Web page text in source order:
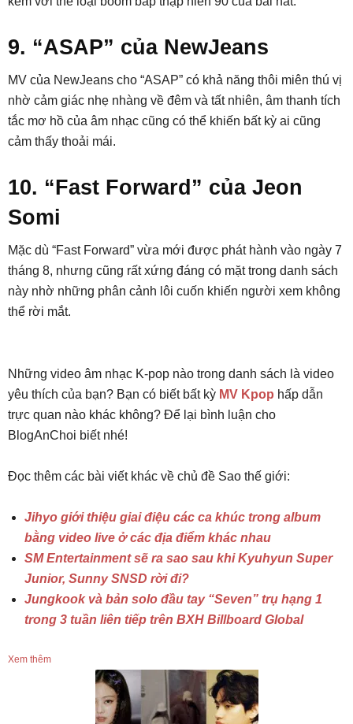
9. “ASAP” của NewJeans
MV của NewJeans cho “ASAP” có khả năng thôi miên thú vị
nhờ cảm giác nhẹ nhàng về đêm và tất nhiên, âm thanh tích
tắc mơ hồ của âm nhạc cũng có thể khiến bất kỳ ai cũng
cảm thấy thoải mái.
10. “Fast Forward” của Jeon
Somi
Mặc dù “Fast Forward” vừa mới được phát hành vào ngày 7
tháng 8, nhưng cũng rất xứng đáng có mặt trong danh sách
này nhờ những phân cảnh lôi cuốn khiến người xem không
thể rời mắt.
Những video âm nhạc K-pop nào trong danh sách là video
yêu thích của bạn? Bạn có biết bất kỳ MV Kpop hấp dẫn
trực quan nào khác không? Để lại bình luận cho
BlogAnChoi biết nhé!
Đọc thêm các bài viết khác về chủ đề Sao thế giới:
Jihyo giới thiệu giai điệu các ca khúc trong album
bằng video live ở các địa điểm khác nhau
SM Entertainment sẽ ra sao sau khi Kyuhyun Super
Junior, Sunny SNSD rời đi?
Jungkook và bản solo đầu tay “Seven” trụ hạng 1
trong 3 tuần liên tiếp trên BXH Billboard Global
Xem thêm